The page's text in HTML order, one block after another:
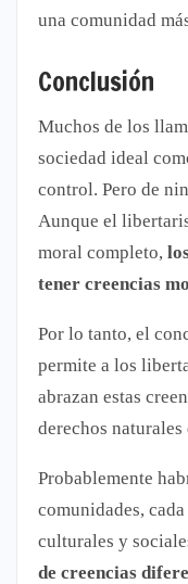
una comunidad
Conclusión
Muchos de los
sociedad ideal
control. Pero de
Aunque el
moral completo,
tener creencias
Por lo tanto, el
permite a los
abrazan estas
derechos
Probablemente
comunidades,
culturales y
de creencias